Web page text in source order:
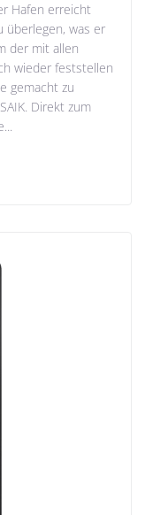
Hafen erreicht
überlegen, was er
der mit allen
wieder feststellen
gemacht zu
Direkt zum